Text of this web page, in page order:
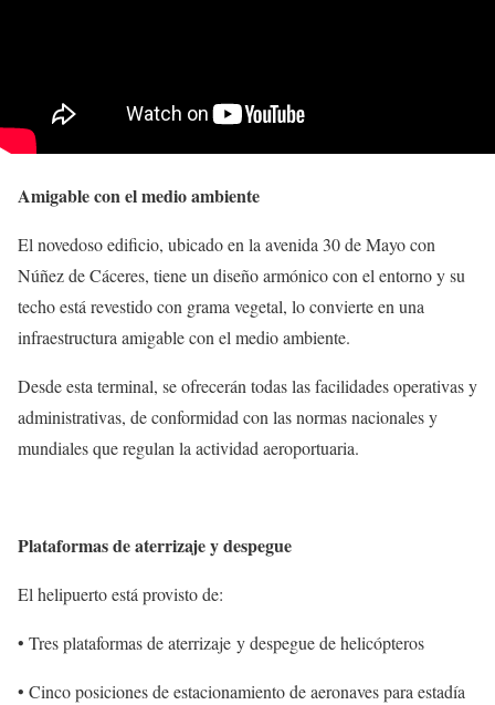
Amigable con el medio ambiente
El novedoso edificio, ubicado en la avenida 30 de Mayo con
Núñez de Cáceres, tiene un diseño armónico con el entorno y su
techo está revestido con grama vegetal, lo convierte en una
infraestructura amigable con el medio ambiente.
Desde esta terminal, se ofrecerán todas las facilidades operativas y
administrativas, de conformidad con las normas nacionales y
mundiales que regulan la actividad aeroportuaria.
Plataformas de aterrizaje y despegue
El helipuerto está provisto de:
• Tres plataformas de aterrizaje y despegue de helicópteros
• Cinco posiciones de estacionamiento de aeronaves para estadía